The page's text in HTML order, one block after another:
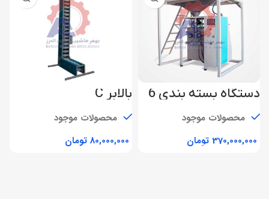
دستگاه بسته بندی 6
محصولات موجود
تومان
بالابر C
محصولات موجود
تومان